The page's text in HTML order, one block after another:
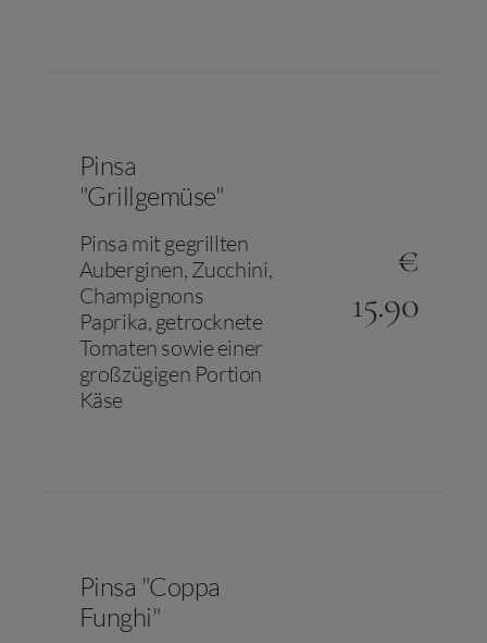
Pinsa
"Grillgemüse"
Pinsa mit gegrillten
Auberginen, Zucchini,
Champignons
Paprika, getrocknete
Tomaten sowie einer
großzügigen Portion
Käse
€
15.90
Pinsa "Coppa
Funghi"